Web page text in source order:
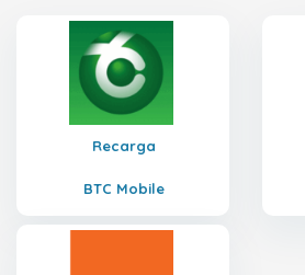
Recarga
BTC Mobile